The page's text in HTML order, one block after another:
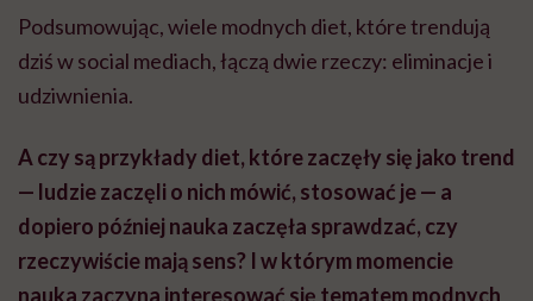
Podsumowując, wiele modnych diet, które trendują
dziś w social mediach, łączą dwie rzeczy: eliminacje i
udziwnienia.
A czy są przykłady diet, które zaczęły się jako trend
— ludzie zaczęli o nich mówić, stosować je — a
dopiero później nauka zaczęła sprawdzać, czy
rzeczywiście mają sens? I w którym momencie
nauka zaczyna interesować się tematem modnych